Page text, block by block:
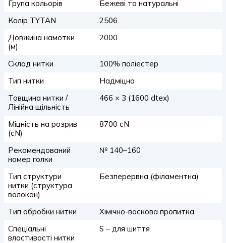
Група кольорів
Бежеві та натуральні
Колір TYTAN
2506
Довжина намотки
(м)
2000
Склад нитки
100% поліестер
Тип нитки
Надміцна
Товщина нитки /
Лінійна щільність
466 × 3 (1600 dtex)
Міцність на розрив
(сN)
8700 сN
Рекомендований
номер голки
№ 140–160
Тип структури
нитки (структура
волокон)
Безперервна (філаментна)
Тип обробки нитки
Хімічно-воскова пропитка
Спеціальні
властивості нитки
S – для шиття